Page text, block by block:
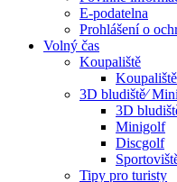
E-podatelna
Prohlášení o
Volný čas
Koupaliště
Koupaliště
3D bludiště⁄
3D
Minigolf
Discgolf
Tipy pro turisty